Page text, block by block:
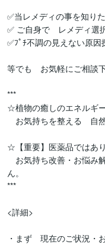
✅当レメディの事を知り
✅ ご自身で　レメディ選
✅ﾌﾟﾁ不調の見えない原因
等でも　お気軽にご相談
***
☆植物の癒しのエネルギ
お気持ちを整える　自
☆【重要】医薬品ではあ
お気持ち改善・お悩み
ん。
***
<詳細>
・まず　現在のご状況・